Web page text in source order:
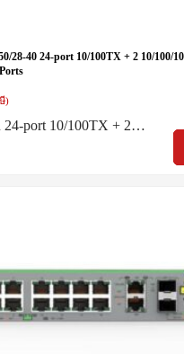
28-40 24-port 10/100TX + 2 10/100/
)
24-port 10/100TX + 2…